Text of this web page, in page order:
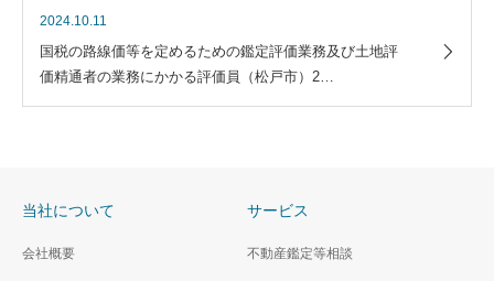
2024.10.11
国税の路線価等を定めるための鑑定評価業務及び土地評
価精通者の業務にかかる評価員（松戸市）2…
当社について
会社概要
サービス
不動産鑑定等相談